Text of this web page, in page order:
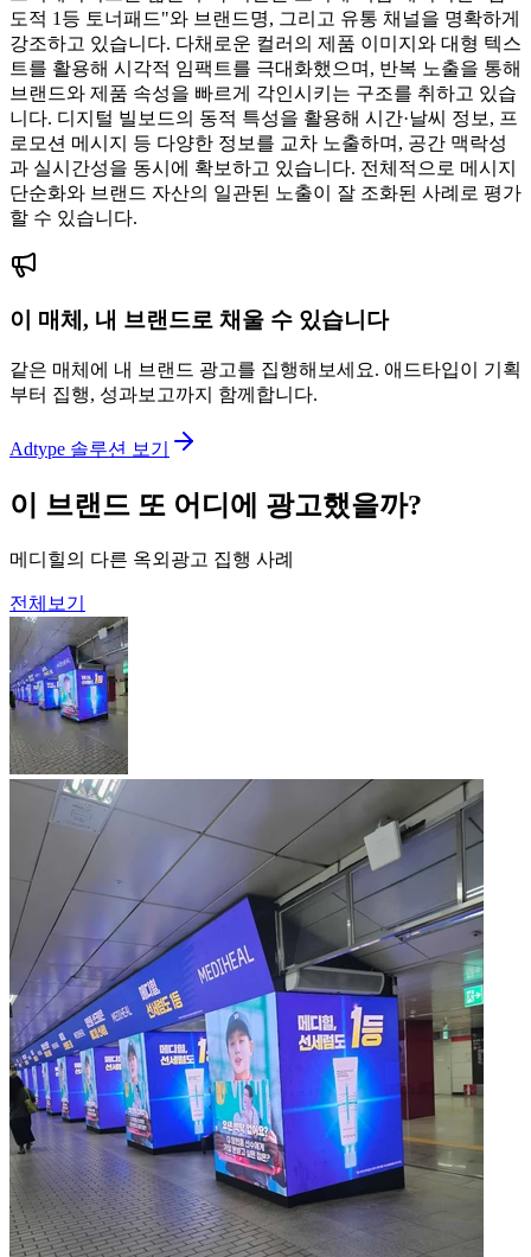
도적 1등 토너패드"와 브랜드명, 그리고 유통 채널을 명확하게
강조하고 있습니다. 다채로운 컬러의 제품 이미지와 대형 텍스
트를 활용해 시각적 임팩트를 극대화했으며, 반복 노출을 통해
브랜드와 제품 속성을 빠르게 각인시키는 구조를 취하고 있습
니다. 디지털 빌보드의 동적 특성을 활용해 시간·날씨 정보, 프
로모션 메시지 등 다양한 정보를 교차 노출하며, 공간 맥락성
과 실시간성을 동시에 확보하고 있습니다. 전체적으로 메시지
단순화와 브랜드 자산의 일관된 노출이 잘 조화된 사례로 평가
할 수 있습니다.
이 매체, 내 브랜드로 채울 수 있습니다
같은 매체에 내 브랜드 광고를 집행해보세요. 애드타입이 기획
부터 집행, 성과보고까지 함께합니다.
Adtype 솔루션 보기
이 브랜드 또 어디에 광고했을까?
메디힐의 다른 옥외광고 집행 사례
전체보기